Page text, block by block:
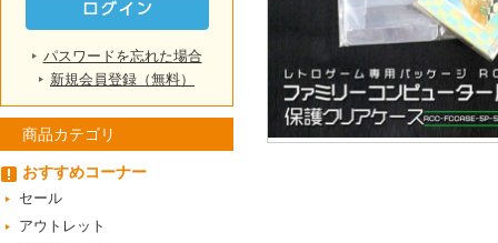
パスワードを忘れた場合
新規会員登録（無料）
商品カテゴリ
おすすめコーナー
セール
アウトレット